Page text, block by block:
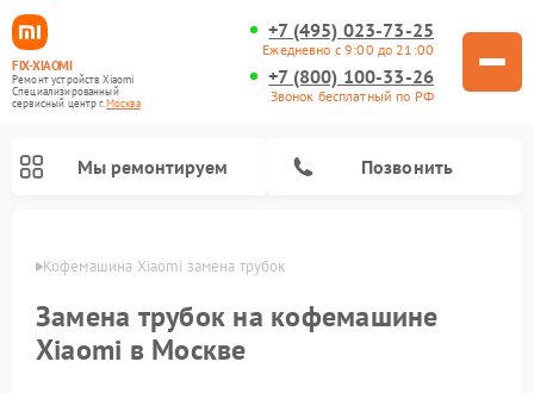
FIX-XIAOMI
Ремонт устройств Xiaomi
Специализированный
cервисный центр г.Москва
+7 (495) 023-73-25
Ежедневно с 9:00 до 21:00
+7 (800) 100-33-26
Звонок бесплатный по РФ
Мы ремонтируем Позвонить
Кофемашина Xiaomi замена трубок
Замена трубок на кофемашине
Xiaomi в Москве